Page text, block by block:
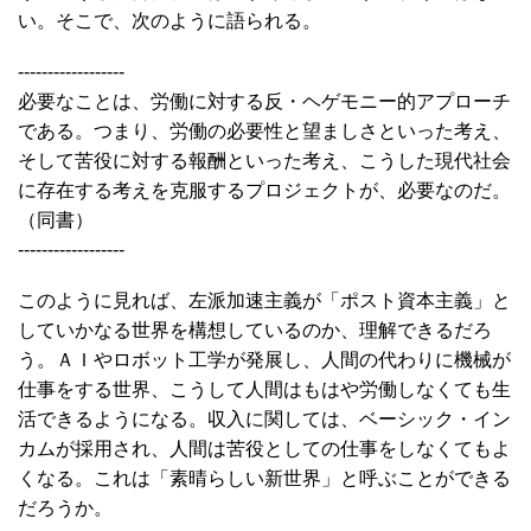
い。そこで、次のように語られる。
------------------
必要なことは、労働に対する反・ヘゲモニー的アプローチ
である。つまり、労働の必要性と望ましさといった考え、
そして苦役に対する報酬といった考え、こうした現代社会
に存在する考えを克服するプロジェクトが、必要なのだ。
（同書）
------------------
このように見れば、左派加速主義が「ポスト資本主義」と
していかなる世界を構想しているのか、理解できるだろ
う。ＡＩやロボット工学が発展し、人間の代わりに機械が
仕事をする世界、こうして人間はもはや労働しなくても生
活できるようになる。収入に関しては、ベーシック・イン
カムが採用され、人間は苦役としての仕事をしなくてもよ
くなる。これは「素晴らしい新世界」と呼ぶことができる
だろうか。